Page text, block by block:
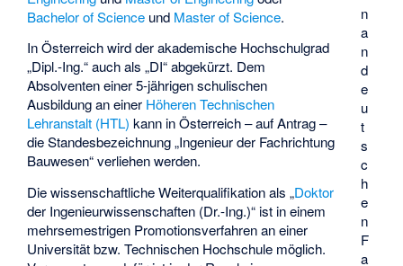
n
a
n
d
e
u
t
s
c
h
e
n
F
a
Bachelor of Science und Master of Science.
In Österreich wird der akademische Hochschulgrad
„Dipl.-Ing.“ auch als „DI“ abgekürzt. Dem
Absolventen einer 5-jährigen schulischen
Ausbildung an einer Höheren Technischen
Lehranstalt (HTL) kann in Österreich – auf Antrag –
die Standesbezeichnung „Ingenieur der Fachrichtung
Bauwesen“ verliehen werden.
Die wissenschaftliche Weiterqualifikation als „Doktor
der Ingenieurwissenschaften (Dr.-Ing.)“ ist in einem
mehrsemestrigen Promotionsverfahren an einer
Universität bzw. Technischen Hochschule möglich.